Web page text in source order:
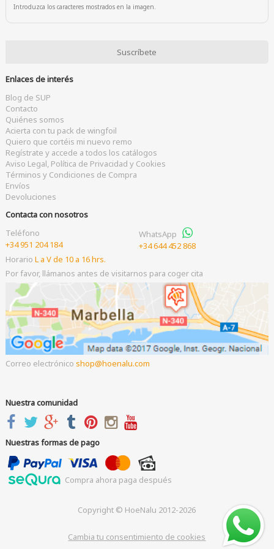
Introduzca los caracteres mostrados en la imagen.
Enlaces de interés
Blog de SUP
Contacto
Quiénes somos
Acierta con tu pack de wingfoil
Quiero que cortéis mi nuevo remo
Regístrate y accede a todos los catálogos
Aviso Legal, Política de Privacidad y Cookies
Términos y Condiciones de Compra
Envíos
Devoluciones
Contacta con nosotros
Teléfono
+34 951 204 184
WhatsApp
+34 644 452 868
Horario L a V de 10 a 16 hrs.
Por favor, llámanos antes de visitarnos para coger cita
Correo electrónico shop hoenalu.com
Nuestra comunidad
Nuestras formas de pago
Compra ahora paga después
Copyright © HoeNalu 2012-2026
Cambia tu consentimiento de cookies